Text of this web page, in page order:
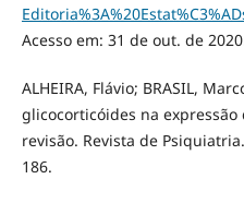
Acesso em: 31 de out. de
ALHEIRA, Flávio; BRASIL,
glicocorticóides na
revisão. Revista de
186.